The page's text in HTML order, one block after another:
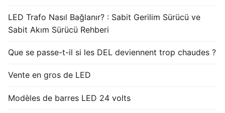
LED Trafo Nasıl Bağlanır? : Sabit Gerilim Sürücü ve
Sabit Akım Sürücü Rehberi
Que se passe-t-il si les DEL deviennent trop chaudes ?
Vente en gros de LED
Modèles de barres LED 24 volts